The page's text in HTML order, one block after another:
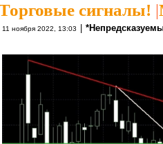
сигналы! |
11 ноября 2022, 13:03